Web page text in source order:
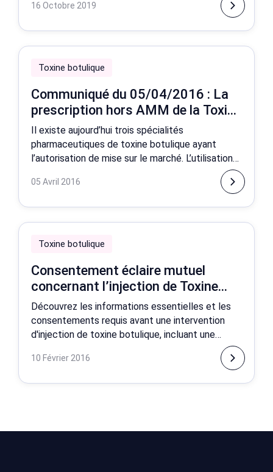
16 Octobre 2019
Toxine botulique
Communiqué du 05/04/2016 : La
prescription hors AMM de la Toxine
Botulique
Il existe aujourd’hui trois spécialités
pharmaceutiques de toxine botulique ayant
l’autorisation de mise sur le marché. L’utilisation
de le toxine est autorisée pour : « la correctio
05 Avril 2016
Toxine botulique
Consentement éclaire mutuel
concernant l’injection de Toxine
Botulique
Découvrez les informations essentielles et les
consentements requis avant une intervention
d'injection de toxine botulique, incluant une
exposition détaillée des risques, des bénéfices
attendus et des mesures de suivi.
10 Février 2016